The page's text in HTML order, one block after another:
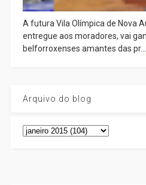
A futura Vila Olímpica de Nova
entregue aos moradores, vai
belforroxenses amantes das pr...
Arquivo do blog